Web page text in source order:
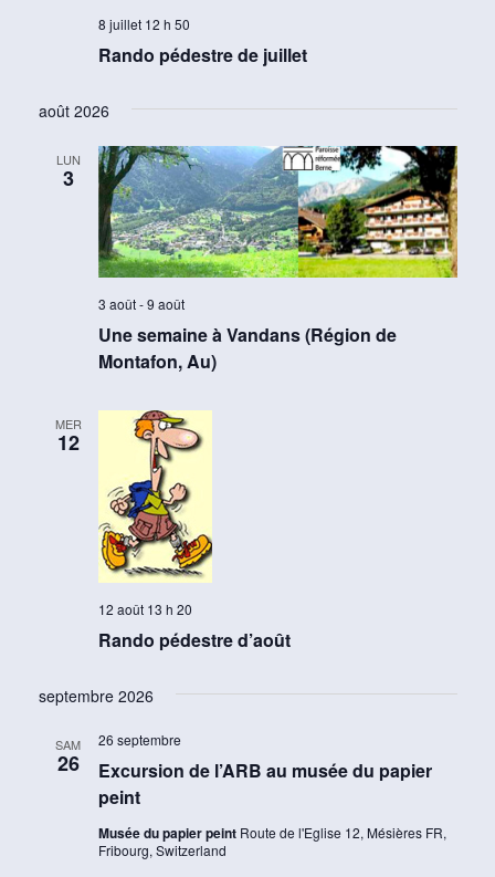
Rando pédestre de juillet
8 juillet 12 h 50
août 2026
LUN
3
Une semaine à Vandans (Région de
Montafon, Au)
3 août-9 août
MER
12
Rando pédestre d’août
12 août 13 h 20
septembre 2026
SAM
26
Excursion de l’ARB au musée du papier
peint
26 septembre
Musée du papier peint Route de l'Eglise 12, Mésières FR,
Fribourg, Switzerland